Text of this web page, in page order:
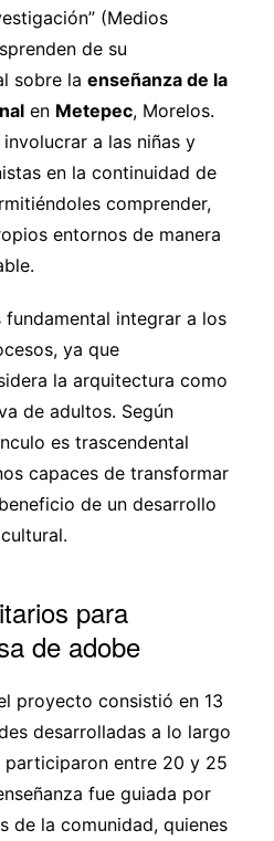
(Medios
de su
sobre la enseñanza de la
en Metepec, Morelos.
a las niñas y
en la continuidad de
comprender,
entornos de manera
fundamental integrar a los
ya que
la arquitectura como
de adultos. Según
es trascendental
capaces de transformar
de un desarrollo
para
de adobe
proyecto consistió en 13
desarrolladas a lo largo
participaron entre 20 y 25
fue guiada por
de la comunidad, quienes